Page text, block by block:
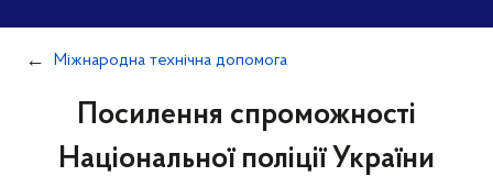
Міжнародна технічна допомога
Посилення спроможності
Національної поліції України